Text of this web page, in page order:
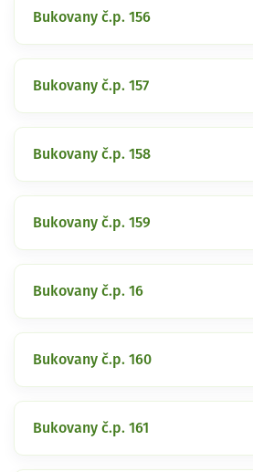
Bukovany č.p. 156
Bukovany č.p. 157
Bukovany č.p. 158
Bukovany č.p. 159
Bukovany č.p. 16
Bukovany č.p. 160
Bukovany č.p. 161